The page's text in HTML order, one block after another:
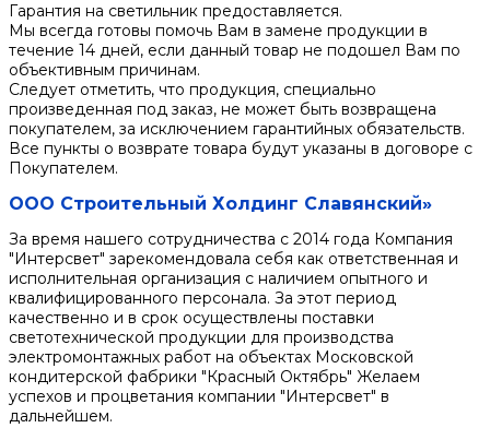
Гарантия на светильник предоставляется.
Мы всегда готовы помочь Вам в замене продукции в
течение 14 дней, если данный товар не подошел Вам по
объективным причинам.
Следует отметить, что продукция, специально
произведенная под заказ, не может быть возвращена
покупателем, за исключением гарантийных обязательств.
Все пункты о возврате товара будут указаны в договоре с
Покупателем.
ООО Строительный Холдинг Славянский»
За время нашего сотрудничества с 2014 года Компания
"Интерсвет" зарекомендовала себя как ответственная и
исполнительная организация с наличием опытного и
квалифицированного персонала. За этот период
качественно и в срок осуществлены поставки
светотехнической продукции для производства
электромонтажных работ на объектах Московской
кондитерской фабрики "Красный Октябрь" Желаем
успехов и процветания компании "Интерсвет" в
дальнейшем.